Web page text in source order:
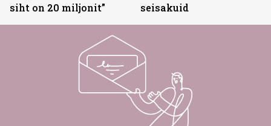
siht on 20 miljonit”
seisakuid